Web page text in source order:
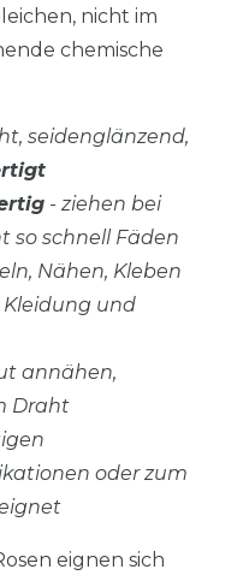
nicht im
chemische
seidenglänzend,
- ziehen bei
so schnell Fäden
Nähen, Kleben
Kleidung und
annähen,
Draht
oder zum
eignen sich